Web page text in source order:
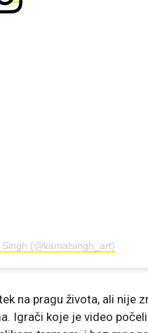
(@kamalsingh_art)
na pragu života, ali nije
Igrači koje je video